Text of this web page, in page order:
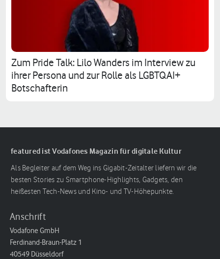
Zum Pride Talk: Lilo Wanders im Interview zu
ihrer Persona und zur Rolle als LGBTQAI+
Botschafterin
featured ist Vodafones Magazin für digitale Kultur
Als Begleiter auf dem Weg ins Gigabit-Zeitalter liefern wir die
besten Stories zu Smartphone-Highlights, Gadgets, den
heißesten Tech-News und Kino- und TV-Höhepunkte.
Anschrift
Vodafone GmbH
Ferdinand-Braun-Platz 1
40549 Düsseldorf